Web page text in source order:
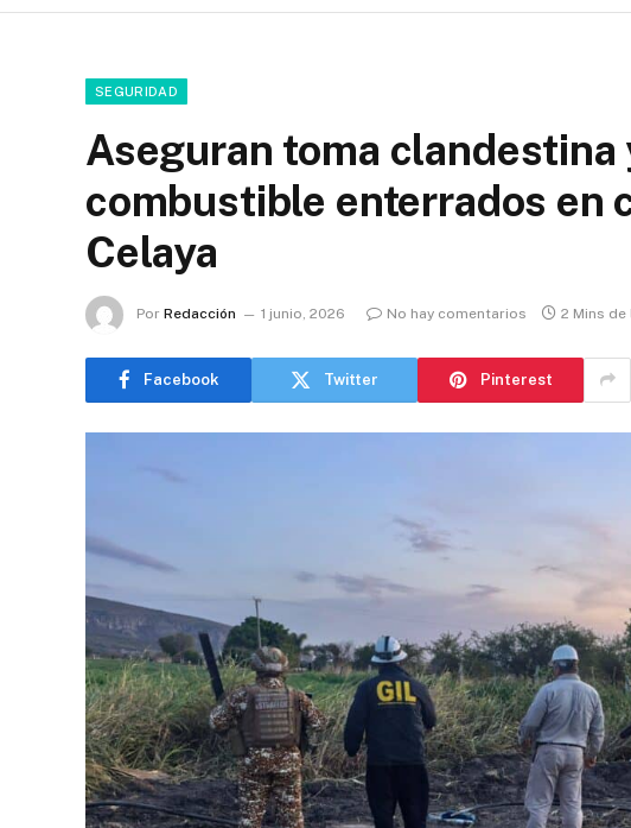
SEGURIDAD
Aseguran toma clandestina
combustible enterrados en
Celaya
Por Redacción 1 junio, 2026 No hay comentarios 2 Mins
Facebook Twitter Pinterest